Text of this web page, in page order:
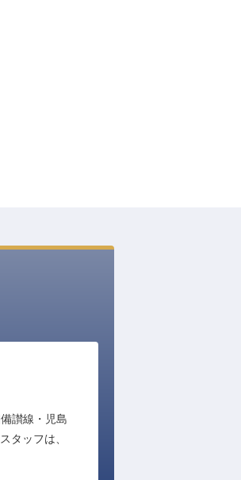
讃線・児島
タッフは、